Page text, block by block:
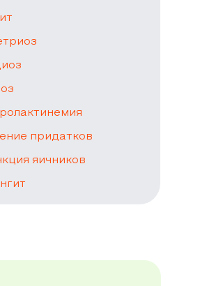
придатков
яичников